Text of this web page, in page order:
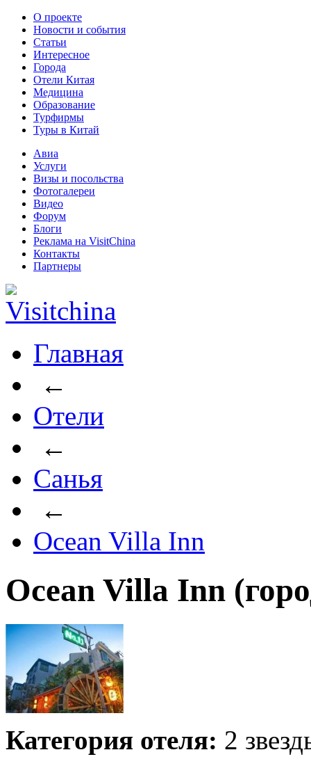
О проекте
Новости и события
Статьи
Интересное
Города
Отели Китая
Медицина
Образование
Турфирмы
Туры в Китай
Авиа
Услуги
Визы и посольства
Фотогалереи
Видео
Форум
Блоги
Реклама на VisitChina
Контакты
Партнеры
Главная
←
Отели
←
Санья
←
Ocean Villa Inn
Ocean Villa Inn
Категория отеля: 2